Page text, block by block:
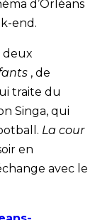
d’Orléans
end.
deux
, de
traite du
Singa, qui
La cour
en
avec le